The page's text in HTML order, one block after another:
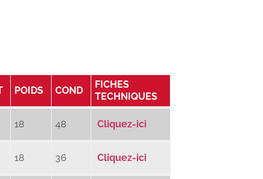
POIDS COND
FICHES
TECHNIQUES
18 48 Cliquez-ici
18 36 Cliquez-ici